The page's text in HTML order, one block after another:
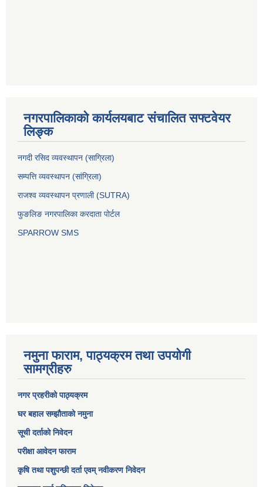
नगरपालिकाको कार्यलयबाट संचालित सफ्टवेयर
लिङ्क
नगदी रसिद व्यवस्थापन (साग्रिला)
सम्पत्ति व्यवस्थापन (सांग्रिला)
राजश्व व्यवस्थापन प्रणाली (SUTRA)
फुङलिङ नगरपालिका करदाता पोर्टल
SPARROW SMS
नमुना फाराम, पाठ्यक्रम तथा उपयोगी
सामग्रीहरु
नगर प्रहरीको पाठ्यक्रम
घर बहाल सम्झौताको नमुना
सूची दर्ताको निवेदन
परीक्षा आवेदन फाराम
कृषि तथा पशुपन्छी दर्ता एवम् नवीकरण निवेदन